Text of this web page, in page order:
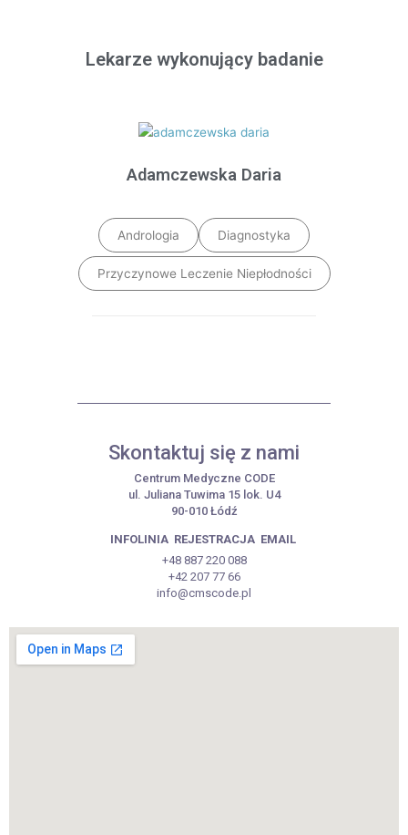
Lekarze wykonujący badanie
Adamczewska Daria
Andrologia Diagnostyka
Przyczynowe Leczenie Niepłodności
Skontaktuj się z nami
Centrum Medyczne CODE
ul. Juliana Tuwima 15 lok. U4
90-010 Łódź
INFOLINIA REJESTRACJA EMAIL
+48 887 220 088
+42 207 77 66
info@cmscode.pl